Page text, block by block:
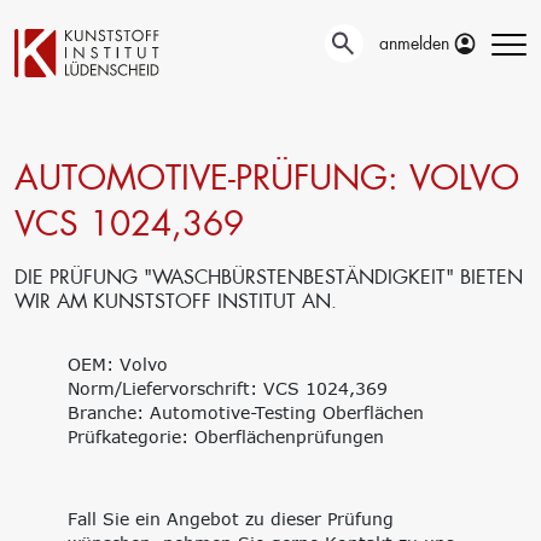
anmelden
Technische
Entwicklung
Oberflächentechnik
Neue Materialien
Anwendungstechnik
Aktuelle
Prüfung
Automotive- und
Material– &
Schadensanalyse
Recycling
Aus- und
Weiterbildung
Unser Portfolio
Erstausbildung
Forschung
Projekte fördern lassen
Forschungsinfrastruktur
Precursor
AUTOMOTIVE-PRÜFUNG: VOLVO
VCS 1024,369
DIE PRÜFUNG "WASCHBÜRSTENBESTÄNDIGKEIT" BIETEN
WIR AM KUNSTSTOFF INSTITUT AN.
OEM: Volvo
Norm/Liefervorschrift: VCS 1024,369
Branche: Automotive-Testing Oberflächen
Prüfkategorie: Oberflächenprüfungen
Fall Sie ein Angebot zu dieser Prüfung